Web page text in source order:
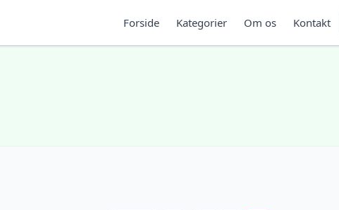
Forside Kategorier Om os Kontakt